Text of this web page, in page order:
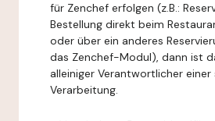
für Zenchef erfolgen (z.B.:
Bestellung direkt beim
oder über ein anderes
das Zenchef-Modul), dann ist
alleiniger Verantwortlicher einer
Verarbeitung.